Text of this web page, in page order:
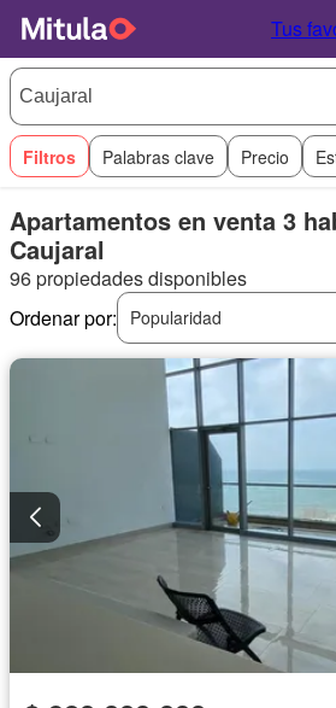
Tus
Filtros Palabras clave Precio
Apartamentos en venta 3
Caujaral
96 propiedades disponibles
Ordenar por:
Popularidad